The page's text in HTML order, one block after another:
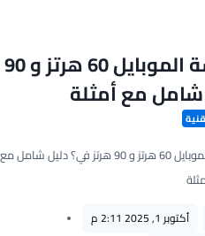
ما الفرق بين تردد شاشة الموبايل 60 هرتز و 90
شامل مع أمثلة
ما الفرق بين تردد شاشة الموبايل 60 هرتز و 90 هرتز في؟ دليل شامل مع
أكتوبر 1, 2025 2:11 م